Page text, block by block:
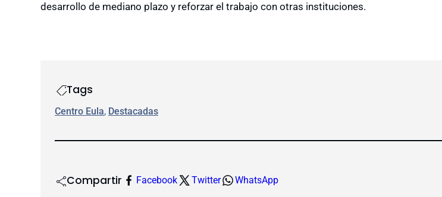
desarrollo de mediano plazo y reforzar el trabajo con otras instituciones.
Tags
Centro Eula, Destacadas
Compartir Facebook Twitter WhatsApp